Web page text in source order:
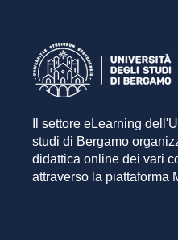
Il settore eLearning
studi di Bergamo
didattica online dei vari
attraverso la piattaforma